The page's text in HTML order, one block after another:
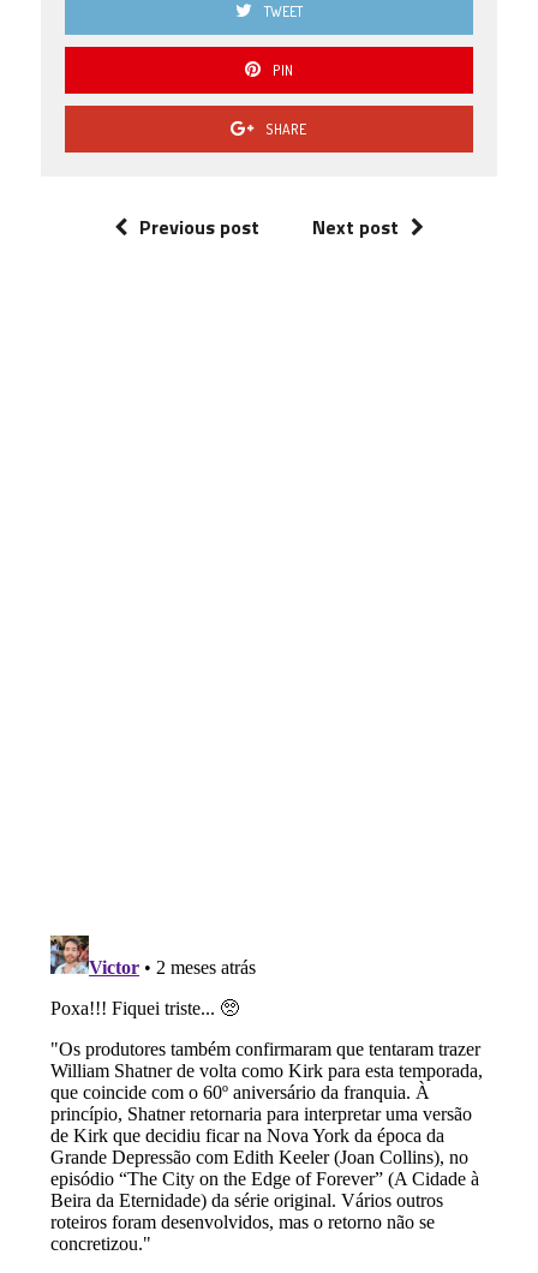
TWEET
PIN
SHARE
Previous post Next post